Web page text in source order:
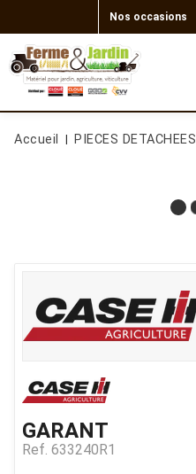
Nos occasions
Accueil PIECES DETACHEES
GARANT
Ref. 633240R1